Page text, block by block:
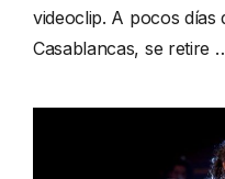
videoclip. A pocos días
Casablancas, se retire